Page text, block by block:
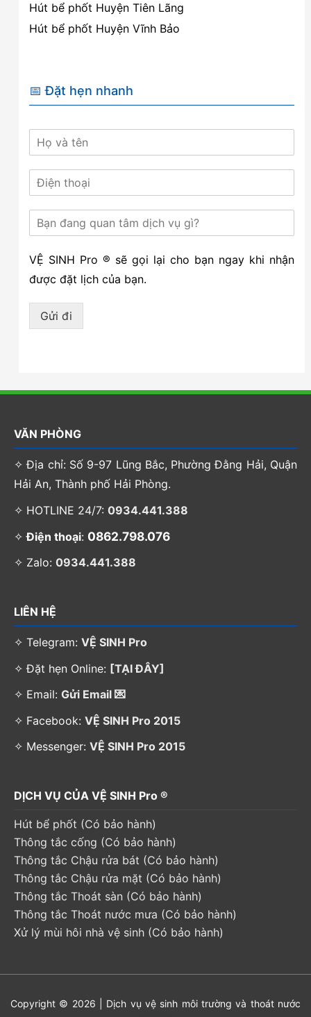
Hút bể phốt Huyện Tiên Lãng
Hút bể phốt Huyện Vĩnh Bảo
📅 Đặt hẹn nhanh
VỆ SINH Pro ® sẽ gọi lại cho bạn ngay khi nhận
được đặt lịch của bạn.
Gửi đi
VĂN PHÒNG
✧ Địa chỉ: Số 9-97 Lũng Bắc, Phường Đằng Hải, Quận
Hải An, Thành phố Hải Phòng.
✧ HOTLINE 24/7: 0934.441.388
✧Điện thoại: 0862.798.076
✧ Zalo: 0934.441.388
LIÊN HỆ
✧ Telegram: VỆ SINH Pro
✧ Đặt hẹn Online: [TẠI ĐÂY]
✧ Email: Gửi Email 💌
✧ Facebook: VỆ SINH Pro 2015
✧ Messenger: VỆ SINH Pro 2015
DỊCH VỤ CỦA VỆ SINH Pro ®
Hút bể phốt (Có bảo hành)
Thông tắc cống (Có bảo hành)
Thông tắc Chậu rửa bát (Có bảo hành)
Thông tắc Chậu rửa mặt (Có bảo hành)
Thông tắc Thoát sàn (Có bảo hành)
Thông tắc Thoát nước mưa (Có bảo hành)
Xử lý mùi hôi nhà vệ sinh (Có bảo hành)
Copyright © 2026 | Dịch vụ vệ sinh môi trường và thoát nước